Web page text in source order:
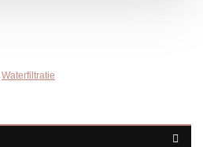
Waterfiltratie